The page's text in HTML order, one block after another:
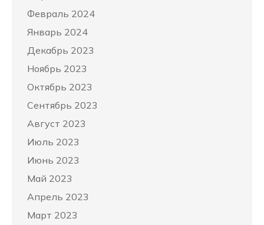
Февраль 2024
Январь 2024
Декабрь 2023
Ноябрь 2023
Октябрь 2023
Сентябрь 2023
Август 2023
Июль 2023
Июнь 2023
Май 2023
Апрель 2023
Март 2023